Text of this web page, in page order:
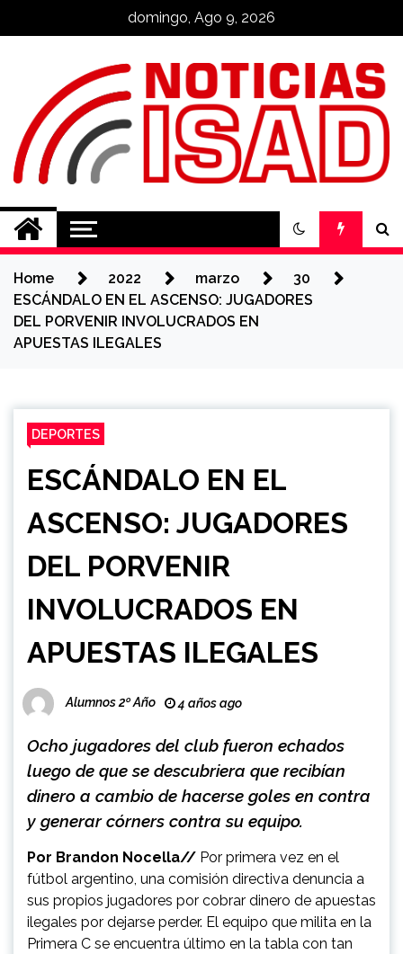
domingo, Ago 9, 2026
Noticias ISAD
REALIZADO POR NUESTROS
Home 2022 marzo
30
ESCÁNDALO EN EL ASCENSO: JUGADORES
DEL PORVENIR INVOLUCRADOS EN
APUESTAS ILEGALES
DEPORTES
ESCÁNDALO EN EL
ASCENSO: JUGADORES
DEL PORVENIR
INVOLUCRADOS EN
APUESTAS ILEGALES
Alumnos 2º Año 4 años ago
Ocho jugadores del club fueron echados
luego de que se descubriera que recibían
dinero a cambio de hacerse goles en contra
y generar córners contra su equipo.
Por Brandon Nocella// Por primera vez en el
fútbol argentino, una comisión directiva denuncia a
sus propios jugadores por cobrar dinero de apuestas
ilegales por dejarse perder. El equipo que milita en la
Primera C se encuentra último en la tabla con tan